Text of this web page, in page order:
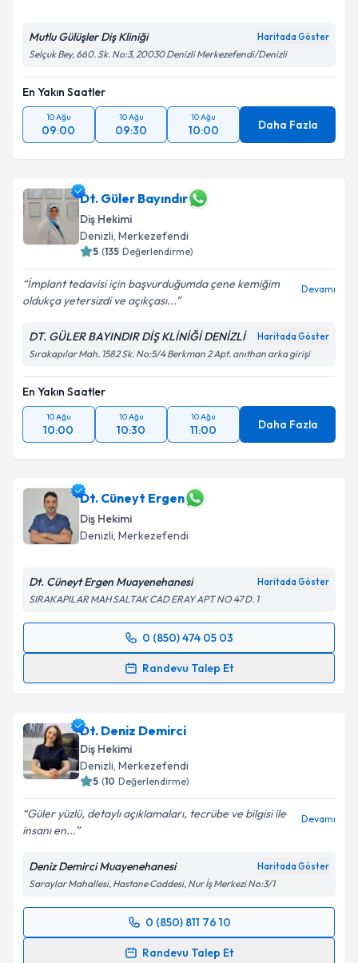
Mutlu Gülüşler Diş Kliniği Haritada Göster
Selçuk Bey, 660. Sk. No:3, 20030 Denizli Merkezefendi/Denizli
En Yakın Saatler
10 Ağu
09:00
10 Ağu
09:30
10 Ağu
10:00 Daha Fazla
Dt. Güler Bayındır
Diş Hekimi
Denizli, Merkezefendi
5 (135 Değerlendirme)
İmplant tedavisi için başvurduğumda çene kemiğim
oldukça yetersizdi ve açıkçası...
Devamı
DT. GÜLER BAYINDIR DİŞ KLİNİĞİ DENİZLİ Haritada Göster
Sırakapılar Mah. 1582 Sk. No:5/4 Berkman 2 Apt. anıthan arka girişi
En Yakın Saatler
10 Ağu
10:00
10 Ağu
10:30
10 Ağu
11:00 Daha Fazla
Dt. Cüneyt Ergen
Diş Hekimi
Denizli, Merkezefendi
Dt. Cüneyt Ergen Muayenehanesi Haritada Göster
SIRAKAPILAR MAH SALTAK CAD ERAY APT NO 47 D. 1
0 (850) 474 05 03
Randevu Talep Et
Randevu Takvimi Talebi
takvim hazırlandığında e-posta ile bilgilendireceğiz.
E-posta Adresiniz
kapsamda işlenmesini kabul ediyorum.
Takvim Talebini Gönder
Dt. Deniz Demirci
Diş Hekimi
Denizli, Merkezefendi
5 (10 Değerlendirme)
Güler yüzlü, detaylı açıklamaları, tecrübe ve bilgisi ile
insanı en...
Devamı
Deniz Demirci Muayenehanesi Haritada Göster
Saraylar Mahallesi, Hastane Caddesi, Nur İş Merkezi No:3/1
0 (850) 811 76 10
Randevu Talep Et
Randevu Takvimi Talebi